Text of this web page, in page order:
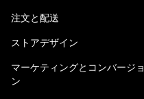
注文と配送
ストアデザイン
マーケティングとコンバージョ
ン